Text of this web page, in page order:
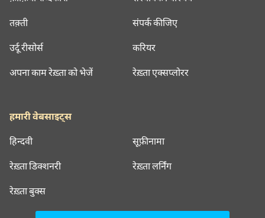
तक़्ती
उर्दू रीसोर्स
अपना काम रेख़्ता को भेजें
संपर्क कीजिए
करियर
रेख़्ता एक्सप्लोरर
हमारी वेबसाइट्स
हिन्दवी सूफ़ीनामा
रेख़्ता डिक्शनरी रेख़्ता लर्निंग
रेख़्ता बुक्स